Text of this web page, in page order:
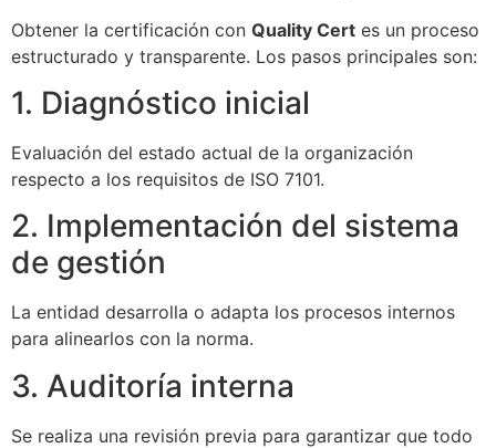
Obtener la certificación con Quality Cert es un proceso
estructurado y transparente. Los pasos principales son:
1. Diagnóstico inicial
Evaluación del estado actual de la organización
respecto a los requisitos de ISO 7101.
2. Implementación del sistema
de gestión
La entidad desarrolla o adapta los procesos internos
para alinearlos con la norma.
3. Auditoría interna
Se realiza una revisión previa para garantizar que todo